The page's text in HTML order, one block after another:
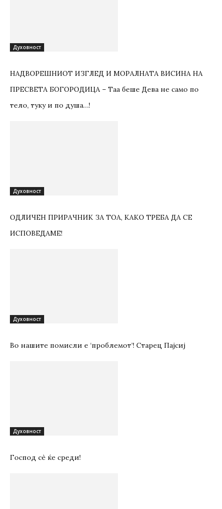
Духовност
НАДВОРЕШНИОТ ИЗГЛЕД И МОРАЛНАТА ВИСИНА HA
ПРЕСВЕТА БОГОРОДИЦА – Таа беше Дева не само по
тело, туку и по душа…!
Духовност
ОДЛИЧЕН ПРИРАЧНИК ЗА ТОА, КАКО ТРЕБА ДА СЕ
ИСПОВЕДАМЕ!
Духовност
Во нашите помисли е ‘проблемот’! Старец Пајсиј
Духовност
Господ сѐ ќе среди!